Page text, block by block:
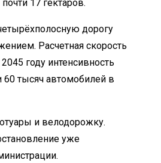
17 гектаров.
дорогу
Расчетная скорость
году интенсивность
60 тысяч автомобилей в
и велодорожку.
уже